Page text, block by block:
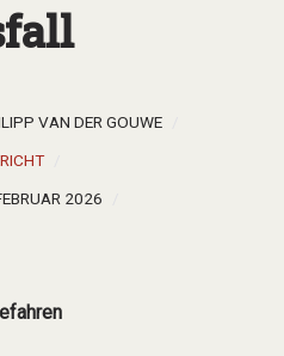
VAN DER GOUWE
2026